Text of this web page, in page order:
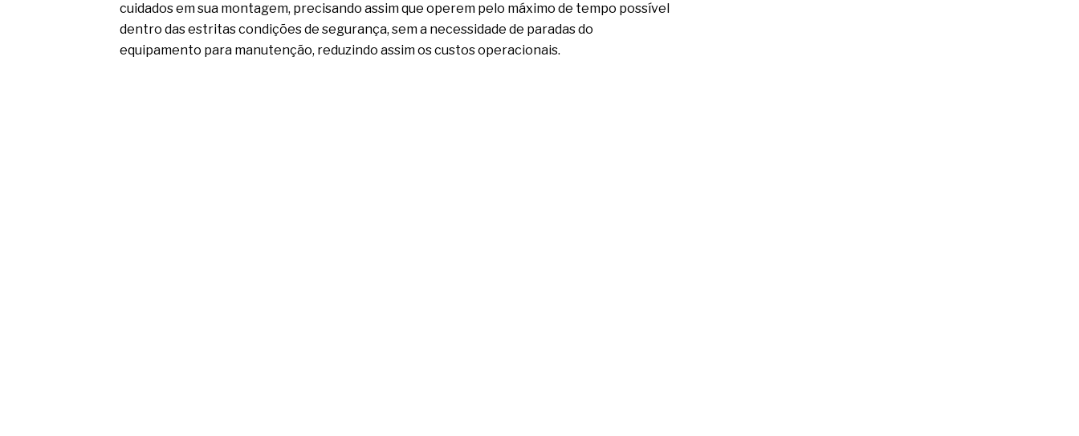
cuidados em sua montagem, precisando assim que operem pelo máximo de tempo possível
dentro das estritas condições de segurança, sem a necessidade de paradas do
equipamento para manutenção, reduzindo assim os custos operacionais.